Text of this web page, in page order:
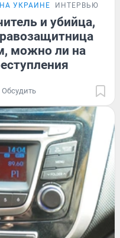
УКРАИНЕ ИНТЕРВЬЮ
и убийца,
можно ли на
Обсудить